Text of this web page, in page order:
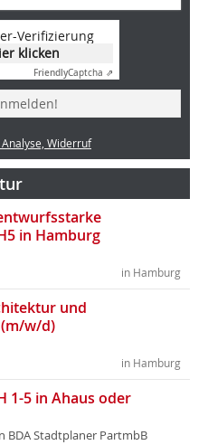
Verifizierung
klicken
FriendlyCaptcha ⇗
Widerruf
in Hamburg
in Hamburg
und
w/d)
in Hamburg
1-5 in Ahaus oder
Stadtplaner PartmbB